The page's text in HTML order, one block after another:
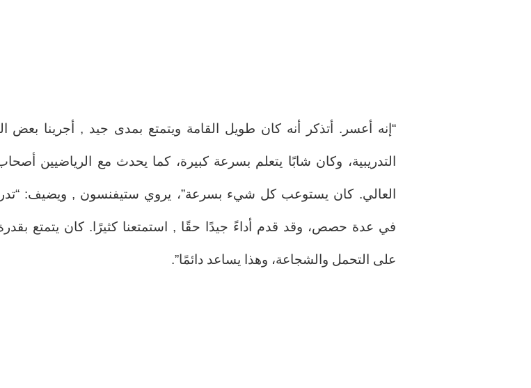
“إنه أعسر. أتذكر أنه كان طويل القامة ويتمتع بمدى جيد , أجرينا
التدريبية، وكان شابًا يتعلم بسرعة كبيرة، كما يحدث مع الرياضيين أصحاب
العالي. كان يستوعب كل شيء بسرعة”، يروي ستيفنسون , ويضيف:
في عدة حصص، وقد قدم أداءً جيدًا حقًا , استمتعنا كثيرًا. كان يتمتع
على التحمل والشجاعة، وهذا يساعد دائمًا”.